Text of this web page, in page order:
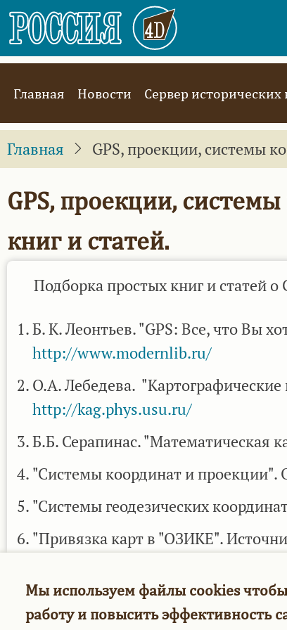
Перейти
основному
Main
navigation
Главная Новости Сервер исторических
Главная GPS, проекции, системы
GPS, проекции,
книг и статей.
Подборка простых книг и статей о
Б. К. Леонтьев. "GPS: Все, что Вы
http://www.modernlib.ru/
О.А. Лебедева.
http://kag.phys.usu.ru/
Б.Б. Серапинас. "Математическая
"Системы координат и проекции".
"Системы геодезических
"Привязка карт в "ОЗИКЕ".
Мы используем файлы cookies
работу и повысить эффективность